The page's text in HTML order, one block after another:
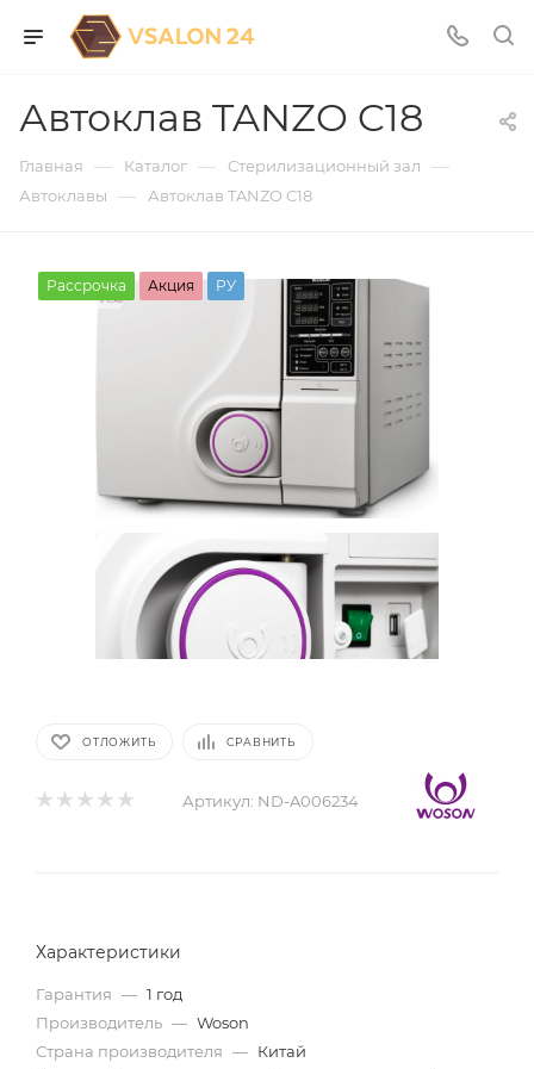
Автоклав TANZO C18
Главная — Каталог — Стерилизационный зал —
Автоклавы — Автоклав TANZO C18
Рассрочка Акция РУ
ОТЛОЖИТЬ СРАВНИТЬ
Артикул: ND-A006234
Характеристики
Гарантия — 1 год
Производитель — Woson
Страна производителя — Китай